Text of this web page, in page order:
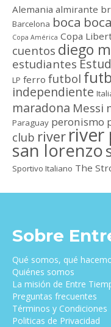
Alemania almirante
Barcelona boca
Copa América Copa
cuentos diego
estudiantes
LP ferro futbol
independiente
maradona Messi
Paraguay peronismo
club river river
san lorenzo
Sportivo Italiano The
Sobre
Qué somos, qué
Quiénes somos
La misión de Entre
Preguntas frecuentes
Términos y Condiciones
Politicas de Privacidad